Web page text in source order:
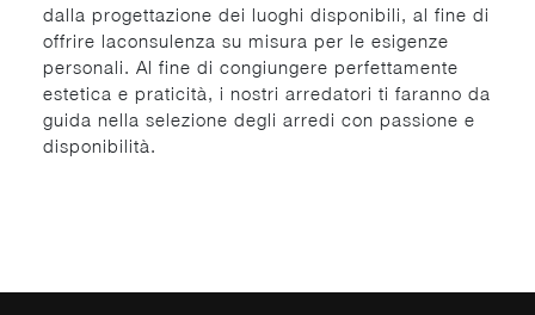
dalla progettazione dei luoghi disponibili, al fine di
offrire laconsulenza su misura per le esigenze
personali. Al fine di congiungere perfettamente
estetica e praticità, i nostri arredatori ti faranno da
guida nella selezione degli arredi con passione e
disponibilità.